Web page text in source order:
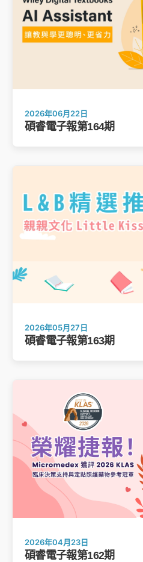
碩睿電子報第164期
2026年06月22日
碩睿電子報第163期
2026年05月27日
碩睿電子報第162期
2026年04月23日